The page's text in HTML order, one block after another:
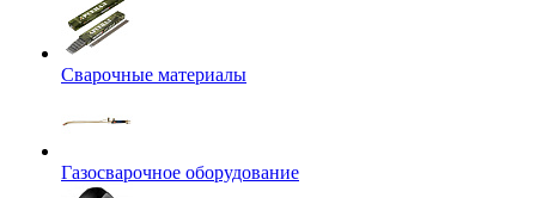
Сварочные материалы
Газосварочное оборудование